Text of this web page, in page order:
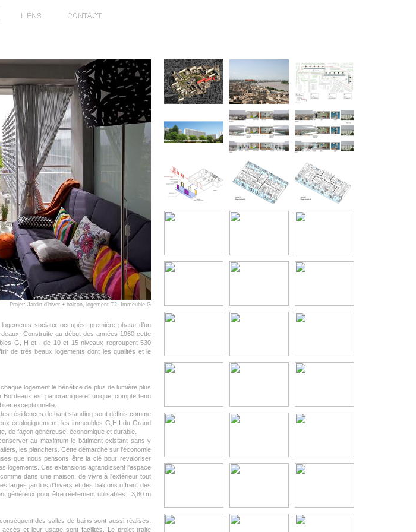
Projet: Jardin d’hiver + balcon, logement T2, Immeuble G
sociaux occupés, première phase d’un
Construite au début des années 1960 cette
G, H et I de 10 et 15 niveaux regroupent 530
de très beaux logements dont les qualités et le
logement le bénéfice de plus de lumière plus
est panoramique et unique, compte tenu
exceptionnelle.
résidences de haut standing sont définis comme
écologiquement, les immeubles G,H,I du Grand
de façon généreuse, économique et durable.
au maximum le bâtiment existant sans y
les planchers. Cette démarche sur l'économie
que nous pensons être la clé pour revaloriser
logements. Ces extensions agrandissent l'espace
dans une maison, de vivre à l'extérieur tout
larges jardins d'hivers et des balcons offrent des
généreux pour être réellement utilisables : 3,80 m
des salles de bains sont aussi réalisés.
et leur usage sont facilités. Le projet traite